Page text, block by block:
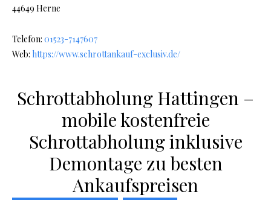
44649 Herne
Telefon: 01523-7147607
Web: https://www.schrottankauf-exclusiv.de/
Schrottabholung Hattingen –
mobile kostenfreie
Schrottabholung inklusive
Demontage zu besten
Ankaufspreisen